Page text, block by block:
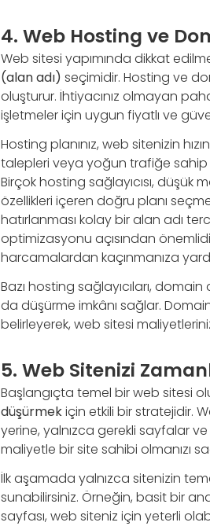
4. Web Hosting ve
Web sitesi yapımında dikkat
(alan adı) seçimidir. Hosting ve
oluşturur. İhtiyacınız olmayan
işletmeler için uygun fiyatlı ve
Hosting planınız, web sitenizin
talepleri veya yoğun trafiğe
Birçok hosting sağlayıcısı, düşük
özellikleri içeren doğru planı
hatırlanması kolay bir alan adı
optimizasyonu açısından
harcamalardan kaçınmanıza
Bazı hosting sağlayıcıları,
da düşürme imkânı sağlar.
belirleyerek, web sitesi
5. Web Sitenizi
Başlangıçta temel bir web sitesi
düşürmekiçin etkili bir stratejidir.
yerine, yalnızca gerekli sayfalar
maliyetle bir site sahibi olmanızı
İlk aşamada yalnızca sitenizin
sunabilirsiniz. Örneğin, basit bir
sayfası, web siteniz için yeterli